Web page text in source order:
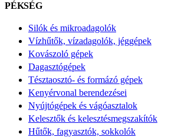
PÉKSÉG
Silók és mikroadagolók
Vízhűtők, vízadagolók, jéggépek
Kovászoló gépek
Dagasztógépek
Tésztaosztó- és formázó gépek
Kenyérvonal berendezései
Nyújtógépek és vágóasztalok
Kelesztők és kelesztésmegszakítók
Hűtők, fagyasztók, sokkolók